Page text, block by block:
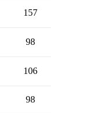
157
98
106
98